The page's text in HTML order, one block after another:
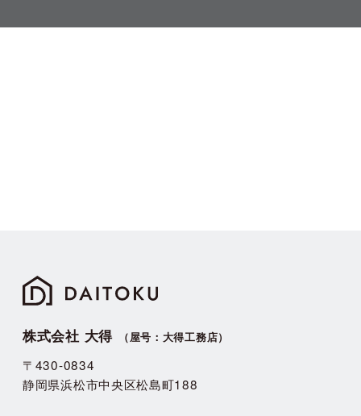
株式会社 大得 （屋号：大得工務店）
〒430-0834
静岡県浜松市中央区松島町188